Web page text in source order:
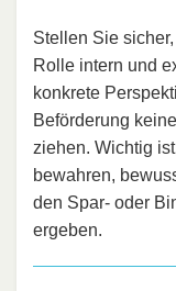
Stellen Sie
Rolle intern und
konkrete
Beförderung
ziehen. Wichtig
bewahren,
den Spar- oder
ergeben.